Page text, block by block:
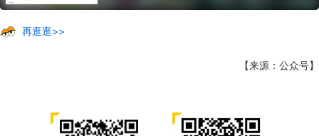
再逛逛>>
【来源：公众号】